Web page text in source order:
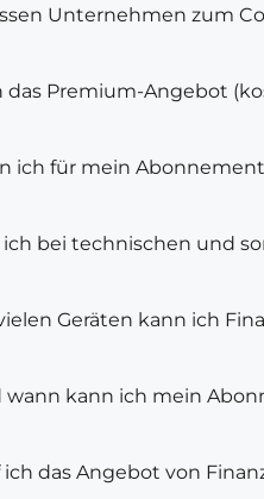
Unternehmen zum
das Premium-Angebot
ich für mein
ich bei technischen und
Geräten kann ich
wann kann ich mein
das Angebot von